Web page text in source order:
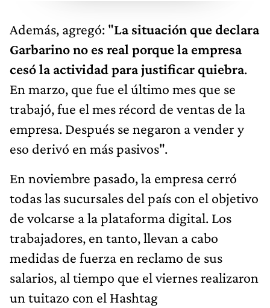
Además, agregó: "La situación que declara
Garbarino no es real porque la empresa
cesó la actividad para justificar quiebra.
En marzo, que fue el último mes que se
trabajó, fue el mes récord de ventas de la
empresa. Después se negaron a vender y
eso derivó en más pasivos".
En noviembre pasado, la empresa cerró
todas las sucursales del país con el objetivo
de volcarse a la plataforma digital. Los
trabajadores, en tanto, llevan a cabo
medidas de fuerza en reclamo de sus
salarios, al tiempo que el viernes realizaron
un tuitazo con el Hashtag